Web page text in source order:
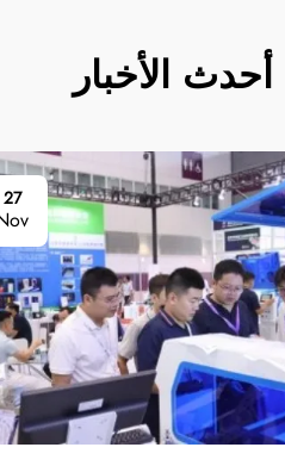
أحدث الأخبار
27